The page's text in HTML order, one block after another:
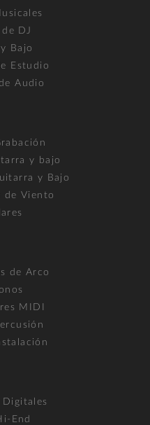
DJ
Bajo
Estudio
Audio
y bajo
y Bajo
de Viento
de Arco
MIDI
Digitales
End